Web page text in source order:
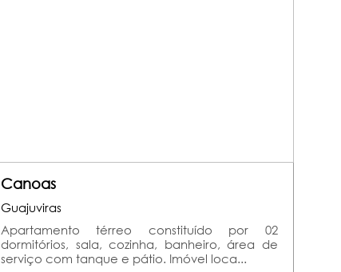
Canoas
Guajuviras
Apartamento térreo constituído por 02
dormitórios, sala, cozinha, banheiro, área de
serviço com tanque e pátio. Imóvel loca...